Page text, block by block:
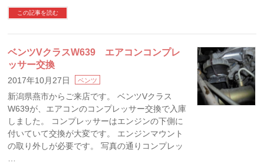
この記事を読む
ベンツVクラスW639 エアコンコンプレ
ッサー交換
2017年10月27日 ベンツ
新潟県燕市からご来店です。 ベンツVクラス
W639が、エアコンのコンプレッサー交換で入庫
しました。 コンプレッサーはエンジンの下側に
付いていて交換が大変です。 エンジンマウント
の取り外しが必要です。 写真の通りコンプレッ